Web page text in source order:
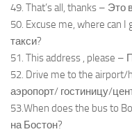
49. That’s all, thanks – Это
50. Excuse me, where can
такси?
51. This address , please
52. Drive me to the
аэропорт/ гостиницу/
53.When does the bus to
на Бостон?